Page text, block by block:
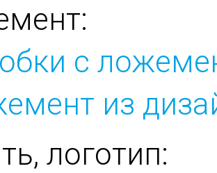
с
из
логотип: